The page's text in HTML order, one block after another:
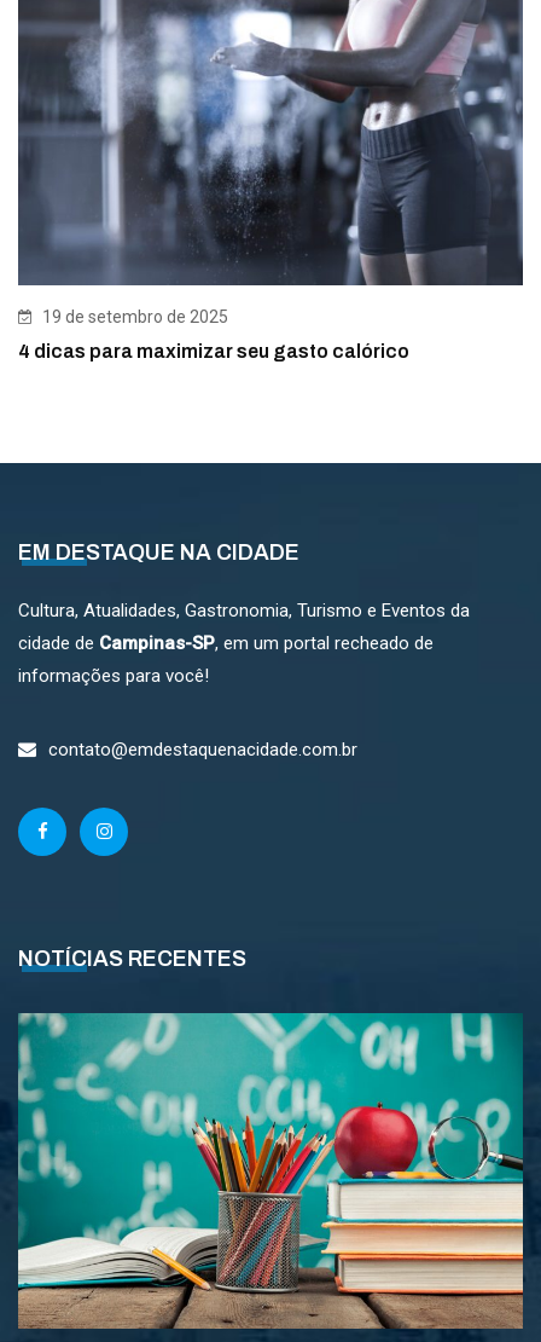
19 de setembro de 2025
4 dicas para maximizar seu gasto calórico
EM DESTAQUE NA CIDADE
Cultura, Atualidades, Gastronomia, Turismo e Eventos da
cidade de Campinas-SP, em um portal recheado de
informações para você!
contato@emdestaquenacidade.com.br
NOTÍCIAS RECENTES